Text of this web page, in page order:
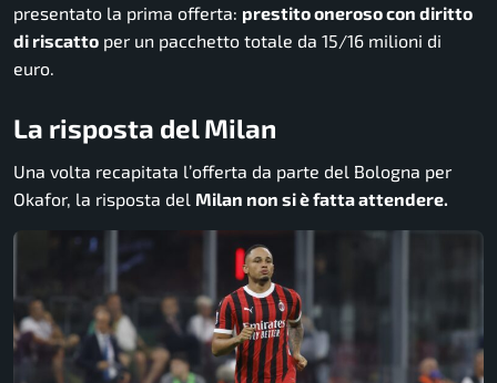
presentato la prima offerta: prestito oneroso con diritto
di riscatto per un pacchetto totale da 15/16 milioni di
euro.
La risposta del Milan
Una volta recapitata l’offerta da parte del Bologna per
Okafor, la risposta del Milan non si è fatta attendere.